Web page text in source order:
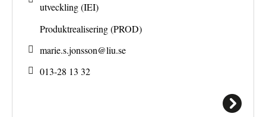
utveckling (IEI)
Produktrealisering (PROD)
marie.s.jonsson@liu.se
013-28 13 32